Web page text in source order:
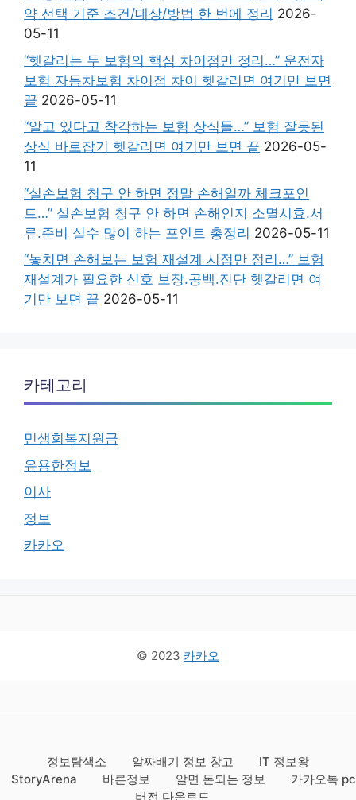
약 선택 기준 조건/대상/방법 한 번에 정리 2026-
05-11
“헷갈리는 두 보험의 핵심 차이점만 정리…” 운전자
보험 자동차보험 차이점 차이 헷갈리면 여기만 보면
끝 2026-05-11
“알고 있다고 착각하는 보험 상식들…” 보험 잘못된
상식 바로잡기 헷갈리면 여기만 보면 끝 2026-05-
11
“실손보험 청구 안 하면 정말 손해일까 체크포인
트…” 실손보험 청구 안 하면 손해인지 소멸시효.서
류.준비 실수 많이 하는 포인트 총정리 2026-05-11
“놓치면 손해보는 보험 재설계 시점만 정리…” 보험
재설계가 필요한 신호 보장.공백.진단 헷갈리면 여
기만 보면 끝 2026-05-11
카테고리
민생회복지원금
유용한정보
이사
정보
카카오
© 2023 카카오
정보탐색소 알짜배기 정보 창고
IT 정보왕
StoryArena
바른정보 알면 돈되는 정보
카카오톡 pc
버전 다운로드